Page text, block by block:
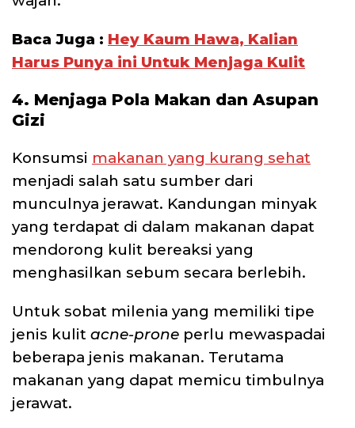
Baca Juga : Hey Kaum Hawa, Kalian
Harus Punya ini Untuk Menjaga Kulit
4. Menjaga Pola Makan dan Asupan
Gizi
Konsumsi makanan yang kurang sehat
menjadi salah satu sumber dari
munculnya jerawat. Kandungan minyak
yang terdapat di dalam makanan dapat
mendorong kulit bereaksi yang
menghasilkan sebum secara berlebih.
Untuk sobat milenia yang memiliki tipe
jenis kulit acne-prone perlu mewaspadai
beberapa jenis makanan. Terutama
makanan yang dapat memicu timbulnya
jerawat.